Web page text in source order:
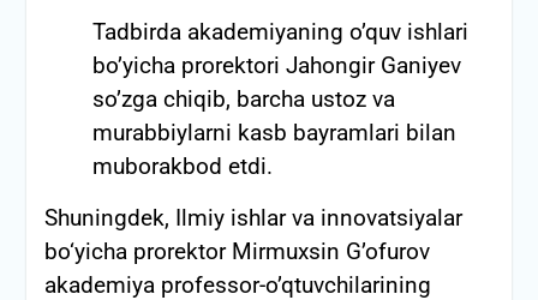
Tadbirda akademiyaning o’quv ishlari
bo’yicha prorektori Jahongir Ganiyev
so’zga chiqib, barcha ustoz va
murabbiylarni kasb bayramlari bilan
muborakbod etdi.
Shuningdek, Ilmiy ishlar va innovatsiyalar
bo‘yicha prorektor Mirmuxsin G’ofurov
akademiya professor-o’qtuvchilarining